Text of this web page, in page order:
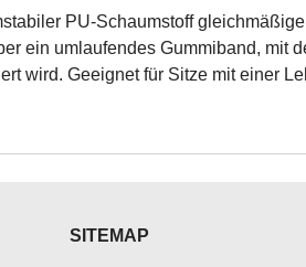
PU-Schaumstoff
ein umlaufendes Gummiband, mit
wird. Geeignet für Sitze mit einer
SITEMAP